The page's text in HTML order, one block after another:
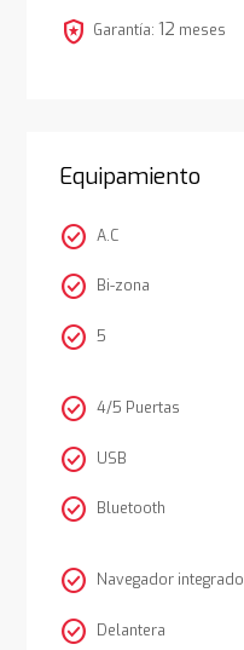
local_police Garantía: 12 meses
Equipamiento
check_circle A.C
check_circle Bi-zona
check_circle 5
check_circle 4/5 Puertas
check_circle USB
check_circle Bluetooth
check_circle Navegador integrado
check_circle Delantera